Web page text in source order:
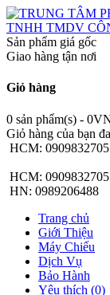
Sản phẩm giá gốc
Giao hàng tận nơi
Giỏ hàng
0 sản phẩm(s) -
Giỏ hàng của bạn
HCM: 0909832705
HCM: 0909832705
HN: 0989206488
Trang chủ
Giới Thiệu
Máy Chiếu
Dịch Vụ
Bảo Hành
Yêu thích (0)